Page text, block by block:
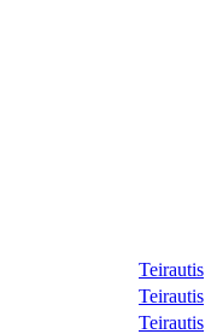
Teirautis
Teirautis
Teirautis